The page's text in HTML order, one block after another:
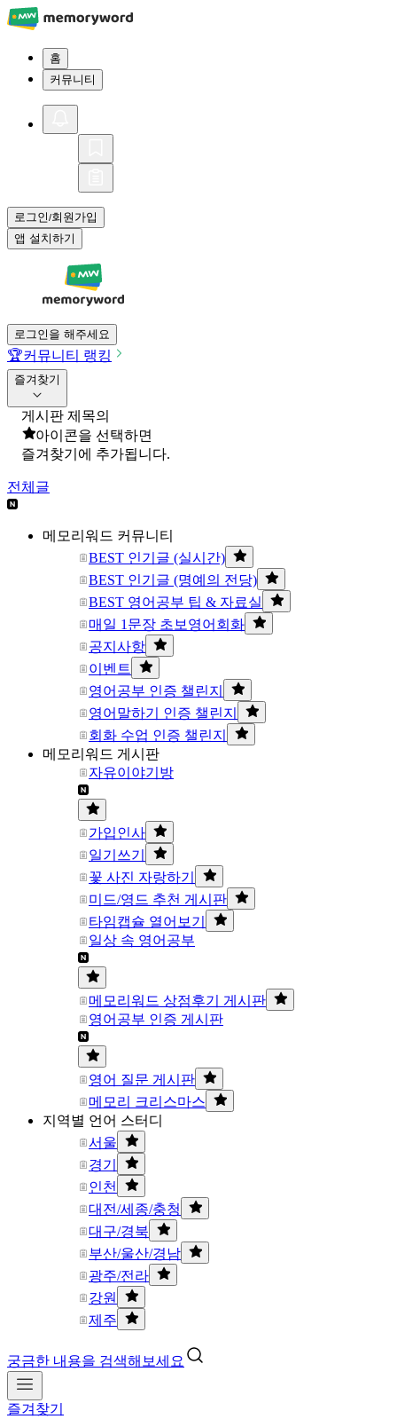
홈
커뮤니티
로그인/회원가입
앱 설치하기
로그인을 해주세요
🏆커뮤니티 랭킹
즐겨찾기
게시판 제목의
아이콘을 선택하면
즐겨찾기에 추가됩니다.
전체글
메모리워드 커뮤니티
BEST 인기글 (실시간)
BEST 인기글 (명예의 전당)
BEST 영어공부 팁 & 자료실
매일 1문장 초보영어회화
공지사항
이벤트
영어공부 인증 챌린지
영어말하기 인증 챌린지
회화 수업 인증 챌린지
메모리워드 게시판
자유이야기방
가입인사
일기쓰기
꽃 사진 자랑하기
미드/영드 추천 게시판
타임캡슐 열어보기
일상 속 영어공부
메모리워드 상점후기 게시판
영어공부 인증 게시판
영어 질문 게시판
메모리 크리스마스
지역별 언어 스터디
서울
경기
인천
대전/세종/충청
대구/경북
부산/울산/경남
광주/전라
강원
제주
궁금한 내용을 검색해보세요
즐겨찾기